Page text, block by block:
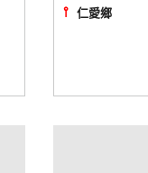
⫯仁愛鄉